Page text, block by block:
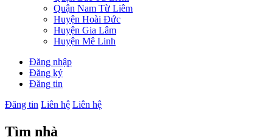
Quận Nam Từ Liêm
Huyện Hoài Đức
Huyện Gia Lâm
Huyện Mê Linh
Đăng nhập
Đăng ký
Đăng tin
Đăng tin Liên hệ Liên hệ
Tìm nhà